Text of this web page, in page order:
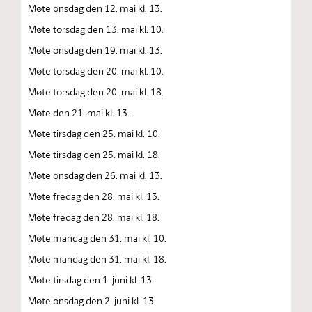
Møte onsdag den 12. mai kl. 13.
Møte torsdag den 13. mai kl. 10.
Møte onsdag den 19. mai kl. 13.
Møte torsdag den 20. mai kl. 10.
Møte torsdag den 20. mai kl. 18.
Møte den 21. mai kl. 13.
Møte tirsdag den 25. mai kl. 10.
Møte tirsdag den 25. mai kl. 18.
Møte onsdag den 26. mai kl. 13.
Møte fredag den 28. mai kl. 13.
Møte fredag den 28. mai kl. 18.
Møte mandag den 31. mai kl. 10.
Møte mandag den 31. mai kl. 18.
Møte tirsdag den 1. juni kl. 13.
Møte onsdag den 2. juni kl. 13.